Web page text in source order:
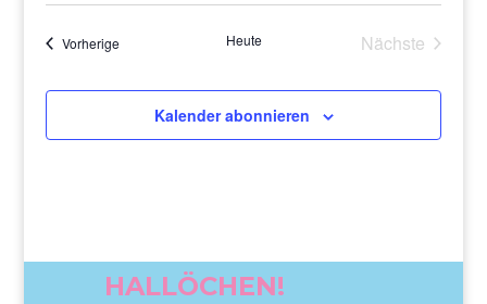
VorherigeVeranstaltungen Heute
Nächste
Kalender abonnieren
HALLÖCHEN!